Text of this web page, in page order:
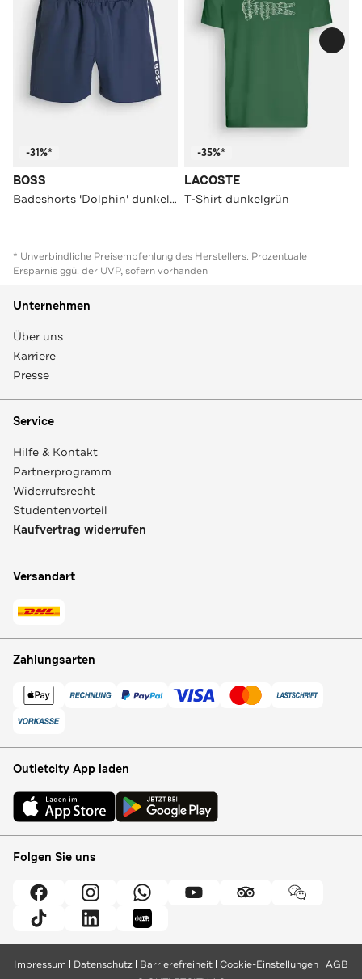
-31%*
BOSS
Badeshorts 'Dolphin' dunkelblau
-35%*
LACOSTE
T-Shirt dunkelgrün
* Unverbindliche Preisempfehlung des Herstellers. Prozentuale
Ersparnis ggü. der UVP, sofern vorhanden
Unternehmen
Über uns
Karriere
Presse
Service
Hilfe & Kontakt
Partnerprogramm
Widerrufsrecht
Studentenvorteil
Kaufvertrag widerrufen
Versandart
Zahlungsarten
Outletcity App laden
Folgen Sie uns
Impressum Datenschutz Barrierefreiheit Cookie-Einstellungen AGB